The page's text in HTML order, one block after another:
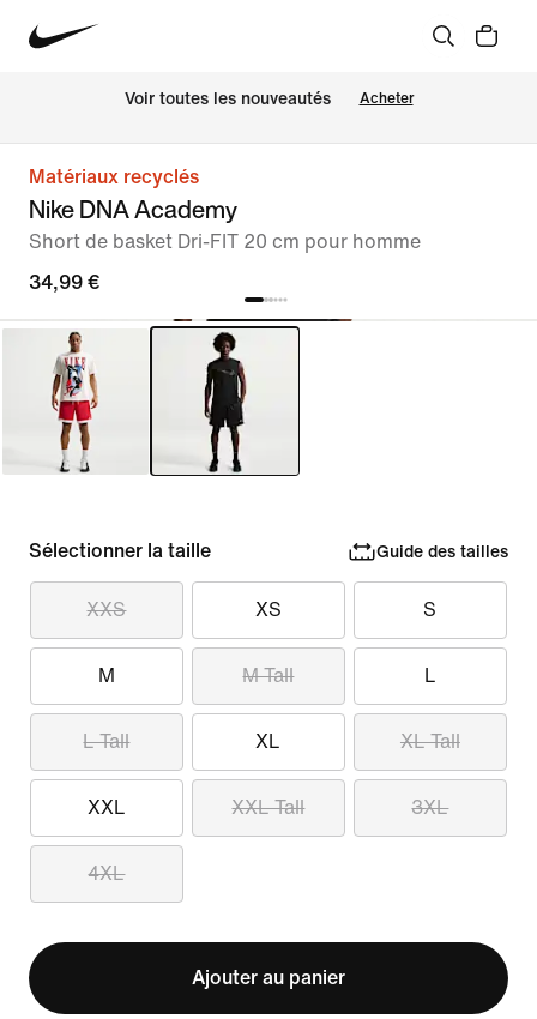
Voir toutes les nouveautés Acheter
Matériaux recyclés
Nike DNA Academy
Short de basket Dri-FIT 20 cm pour homme
34,99 €
Sélectionner la taille Guide des tailles
XXS XS S
M M Tall L
L Tall XL XL Tall
XXL XXL Tall 3XL
4XL
Ajouter au panier